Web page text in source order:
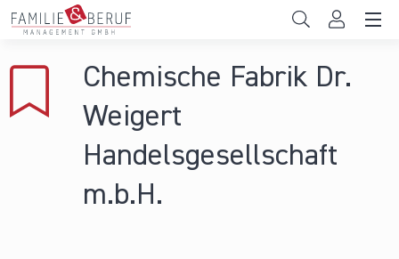
Direkt zum Inhalt
Gemeinden
Hochschulen
Persönliche Vereinbarkeit
Chemische Fabrik Dr.
Weigert
Handelsgesellschaft
m.b.H.